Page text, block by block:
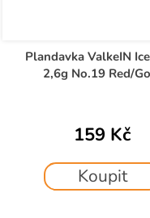
Plandavka ValkeIN
2,6g No.19 Red/
159 Kč
Koupit